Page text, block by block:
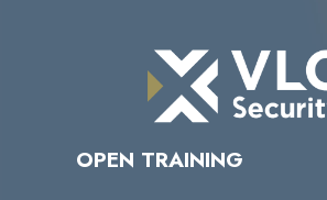
OPEN TRAINING